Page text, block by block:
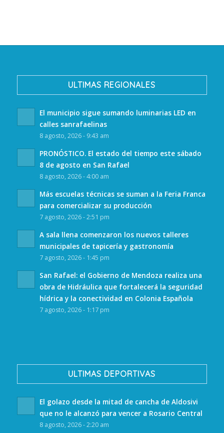
ULTIMAS REGIONALES
El municipio sigue sumando luminarias LED en
calles sanrafaelinas
8 agosto, 2026 - 9:43 am
PRONÓSTICO. El estado del tiempo este sábado
8 de agosto en San Rafael
8 agosto, 2026 - 4:00 am
Más escuelas técnicas se suman a la Feria Franca
para comercializar su producción
7 agosto, 2026 - 2:51 pm
A sala llena comenzaron los nuevos talleres
municipales de tapicería y gastronomía
7 agosto, 2026 - 1:45 pm
San Rafael: el Gobierno de Mendoza realiza una
obra de Hidráulica que fortalecerá la seguridad
hídrica y la conectividad en Colonia Española
7 agosto, 2026 - 1:17 pm
ULTIMAS DEPORTIVAS
El golazo desde la mitad de cancha de Aldosivi
que no le alcanzó para vencer a Rosario Central
8 agosto, 2026 - 2:20 am